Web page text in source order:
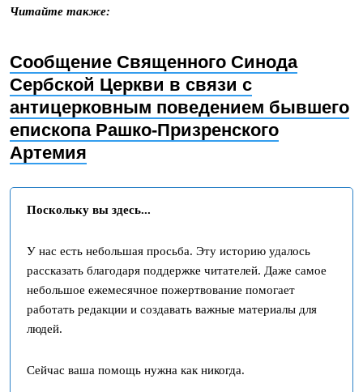
Читайте также:
Сообщение Священного Синода
Сербской Церкви в связи с
антицерковным поведением бывшего
епископа Рашко-Призренского
Артемия
Поскольку вы здесь...
У нас есть небольшая просьба. Эту историю удалось
рассказать благодаря поддержке читателей. Даже самое
небольшое ежемесячное пожертвование помогает
работать редакции и создавать важные материалы для
людей.
Сейчас ваша помощь нужна как никогда.